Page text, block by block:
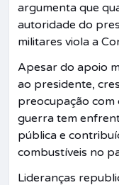
argumenta que
autoridade do
militares viola a
Apesar do apoio
ao presidente,
preocupação
guerra tem
pública e
combustíveis no
Lideranças